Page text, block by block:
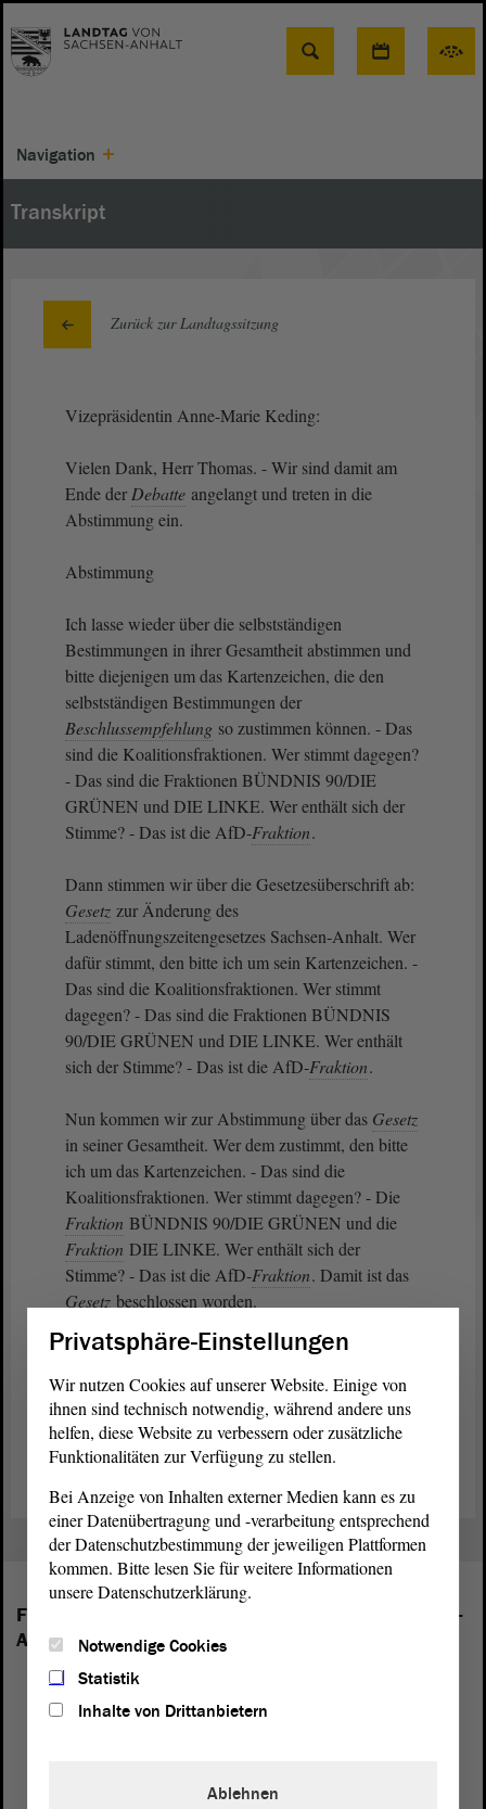
Suche
Navigation
Transkript
Zurück zur Landtagssitzung
Vizepräsidentin Anne-Marie Keding:
Vielen Dank, Herr Thomas. - Wir sind damit am
Ende der Debatte angelangt und treten in die
Abstimmung ein.
Abstimmung
Ich lasse wieder über die selbstständigen
Bestimmungen in ihrer Gesamtheit abstimmen und
bitte diejenigen um das Kartenzeichen, die den
selbstständigen Bestimmungen der
Beschlussempfehlung so zustimmen können. - Das
sind die Koalitionsfraktionen. Wer stimmt dagegen?
- Das sind die Fraktionen BÜNDNIS 90/DIE
GRÜNEN und DIE LINKE. Wer enthält sich der
Stimme? - Das ist die AfD-Fraktion.
Dann stimmen wir über die Gesetzesüberschrift ab:
Gesetz zur Änderung des
Ladenöffnungszeitengesetzes Sachsen-Anhalt. Wer
dafür stimmt, den bitte ich um sein Kartenzeichen. -
Das sind die Koalitionsfraktionen. Wer stimmt
dagegen? - Das sind die Fraktionen BÜNDNIS
90/DIE GRÜNEN und DIE LINKE. Wer enthält
sich der Stimme? - Das ist die AfD-Fraktion.
Nun kommen wir zur Abstimmung über das Gesetz
in seiner Gesamtheit. Wer dem zustimmt, den bitte
ich um das Kartenzeichen. - Das sind die
Koalitionsfraktionen. Wer stimmt dagegen? - Die
Fraktion BÜNDNIS 90/DIE GRÜNEN und die
Fraktion DIE LINKE. Wer enthält sich der
Stimme? - Das ist die AfD-Fraktion. Damit ist das
Gesetz beschlossen worden.
Zurück zur Landtagssitzung
Folgende Fraktionen sind im Landtag von Sachsen-
Anhalt vertreten:
Privatsphäre-Einstellungen
Wir nutzen Cookies auf unserer Website. Einige von
ihnen sind technisch notwendig, während andere uns
helfen, diese Website zu verbessern oder zusätzliche
Funktionalitäten zur Verfügung zu stellen.
Bei Anzeige von Inhalten externer Medien kann es zu
einer Datenübertragung und -verarbeitung entsprechend
der Datenschutzbestimmung der jeweiligen Plattformen
kommen. Bitte lesen Sie für weitere Informationen
unsere Datenschutzerklärung.
Notwendige Cookies
Statistik
Inhalte von Drittanbietern
Ablehnen